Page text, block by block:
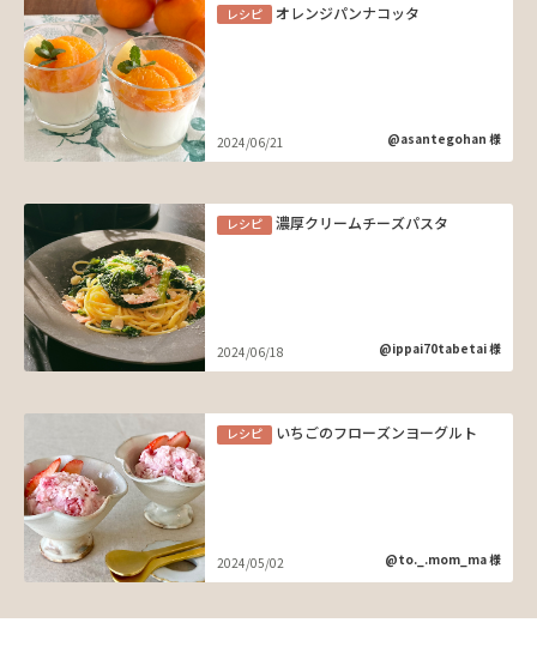
レシピ オレンジパンナコッタ
2024/06/21 @asantegohan 様
レシピ 濃厚クリームチーズパスタ
2024/06/18 @ippai70tabetai 様
レシピ いちごのフローズンヨーグルト
2024/05/02 @to._.mom_ma 様